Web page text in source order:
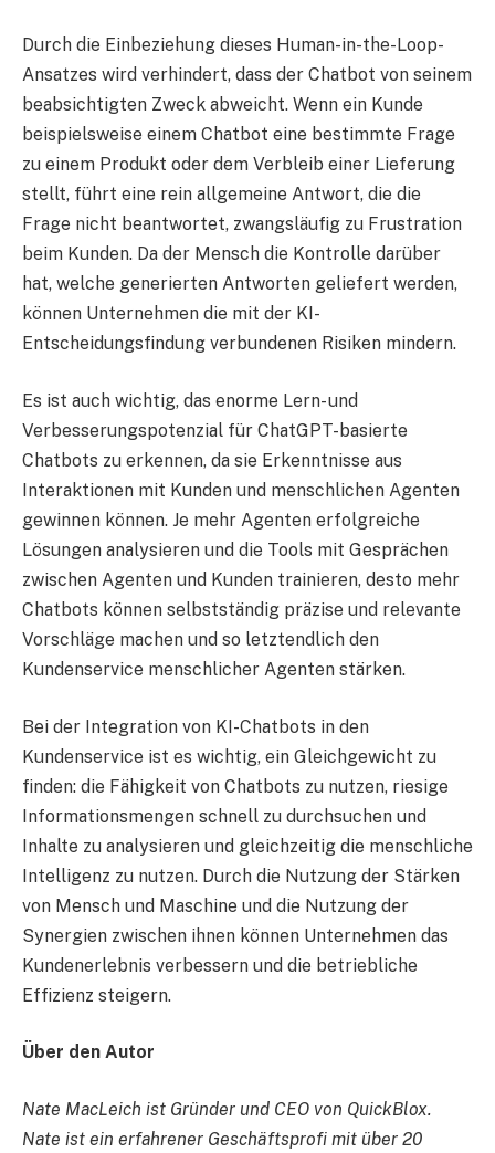
Durch die Einbeziehung dieses Human-in-the-Loop-
Ansatzes wird verhindert, dass der Chatbot von seinem
beabsichtigten Zweck abweicht. Wenn ein Kunde
beispielsweise einem Chatbot eine bestimmte Frage
zu einem Produkt oder dem Verbleib einer Lieferung
stellt, führt eine rein allgemeine Antwort, die die
Frage nicht beantwortet, zwangsläufig zu Frustration
beim Kunden. Da der Mensch die Kontrolle darüber
hat, welche generierten Antworten geliefert werden,
können Unternehmen die mit der KI-
Entscheidungsfindung verbundenen Risiken mindern.
Es ist auch wichtig, das enorme Lern- und
Verbesserungspotenzial für ChatGPT-basierte
Chatbots zu erkennen, da sie Erkenntnisse aus
Interaktionen mit Kunden und menschlichen Agenten
gewinnen können. Je mehr Agenten erfolgreiche
Lösungen analysieren und die Tools mit Gesprächen
zwischen Agenten und Kunden trainieren, desto mehr
Chatbots können selbstständig präzise und relevante
Vorschläge machen und so letztendlich den
Kundenservice menschlicher Agenten stärken.
Bei der Integration von KI-Chatbots in den
Kundenservice ist es wichtig, ein Gleichgewicht zu
finden: die Fähigkeit von Chatbots zu nutzen, riesige
Informationsmengen schnell zu durchsuchen und
Inhalte zu analysieren und gleichzeitig die menschliche
Intelligenz zu nutzen. Durch die Nutzung der Stärken
von Mensch und Maschine und die Nutzung der
Synergien zwischen ihnen können Unternehmen das
Kundenerlebnis verbessern und die betriebliche
Effizienz steigern.
Über den Autor
Nate MacLeich ist Gründer und CEO von QuickBlox.
Nate ist ein erfahrener Geschäftsprofi mit über 20